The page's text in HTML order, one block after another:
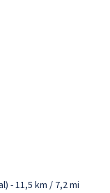
- 11,5 km / 7,2 mi